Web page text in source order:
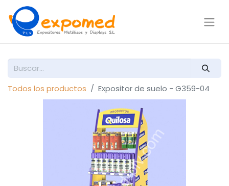
Todos los productos Expositor de suelo - G359-04